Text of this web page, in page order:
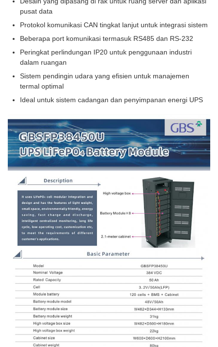
pusat data
Protokol komunikasi CAN tingkat lanjut untuk integrasi sistem
Beberapa port komunikasi termasuk RS485 dan RS-232
Peringkat perlindungan IP20 untuk penggunaan industri
dalam ruangan
Sistem pendingin udara yang efisien untuk manajemen
termal optimal
Ideal untuk sistem cadangan dan penyimpanan energi UPS